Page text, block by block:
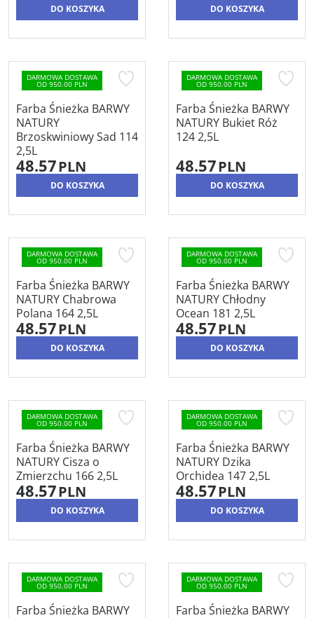
DO KOSZYKA DO KOSZYKA
DARMOWA DOSTAWA
OD 950.00 PLN
Farba Śnieżka BARWY
NATURY
Brzoskwiniowy Sad 114
2,5L
48.57PLN
DO KOSZYKA
DARMOWA DOSTAWA
OD 950.00 PLN
Farba Śnieżka BARWY
NATURY Bukiet Róż
124 2,5L
48.57PLN
DO KOSZYKA
DARMOWA DOSTAWA
OD 950.00 PLN
Farba Śnieżka BARWY
NATURY Chabrowa
Polana 164 2,5L
48.57PLN
DO KOSZYKA
DARMOWA DOSTAWA
OD 950.00 PLN
Farba Śnieżka BARWY
NATURY Chłodny
Ocean 181 2,5L
48.57PLN
DO KOSZYKA
DARMOWA DOSTAWA
OD 950.00 PLN
Farba Śnieżka BARWY
NATURY Cisza o
Zmierzchu 166 2,5L
48.57PLN
DO KOSZYKA
DARMOWA DOSTAWA
OD 950.00 PLN
Farba Śnieżka BARWY
NATURY Dzika
Orchidea 147 2,5L
48.57PLN
DO KOSZYKA
DARMOWA DOSTAWA
OD 950.00 PLN
Farba Śnieżka BARWY
DARMOWA DOSTAWA
OD 950.00 PLN
Farba Śnieżka BARWY